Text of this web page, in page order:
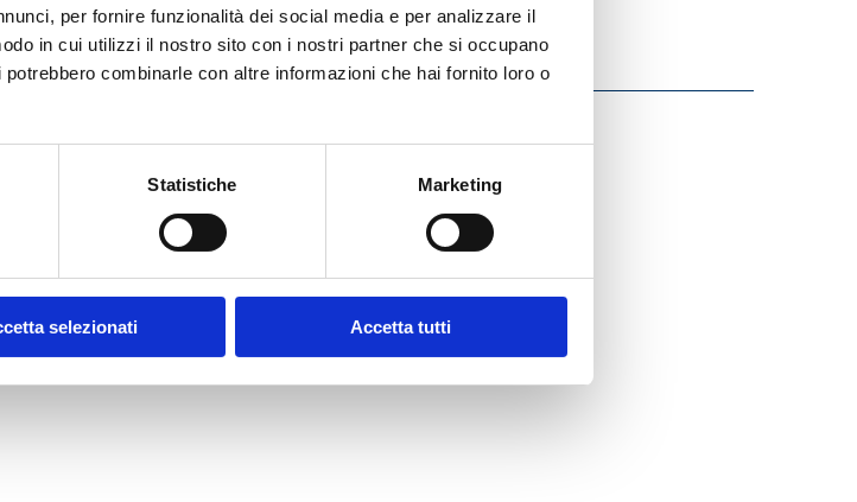
per fornire funzionalità dei social media e per analizzare il
in cui utilizzi il nostro sito con i nostri partner che si occupano
combinarle con altre informazioni che hai fornito loro o
Statistiche Marketing
selezionati Accetta tutti